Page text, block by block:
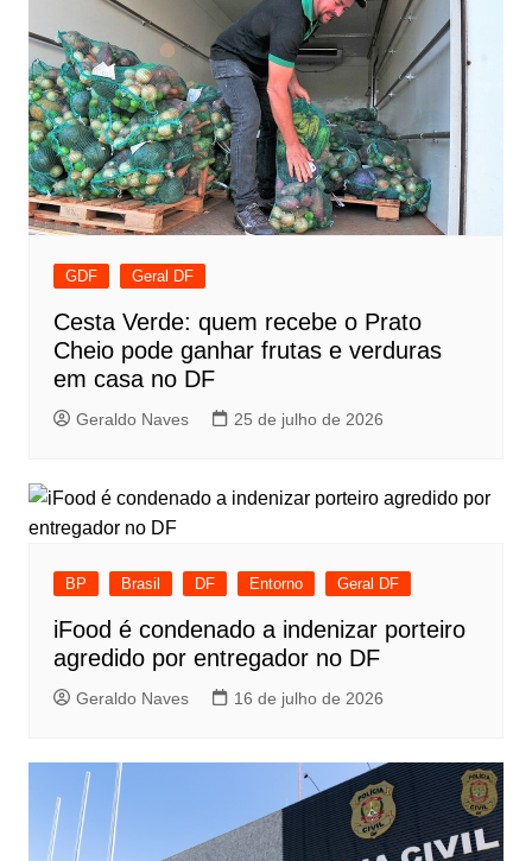
GDF Geral DF
Cesta Verde: quem recebe o Prato
Cheio pode ganhar frutas e verduras
em casa no DF
Geraldo Naves 25 de julho de 2026
BP Brasil DF Entorno Geral DF
iFood é condenado a indenizar porteiro
agredido por entregador no DF
Geraldo Naves 16 de julho de 2026